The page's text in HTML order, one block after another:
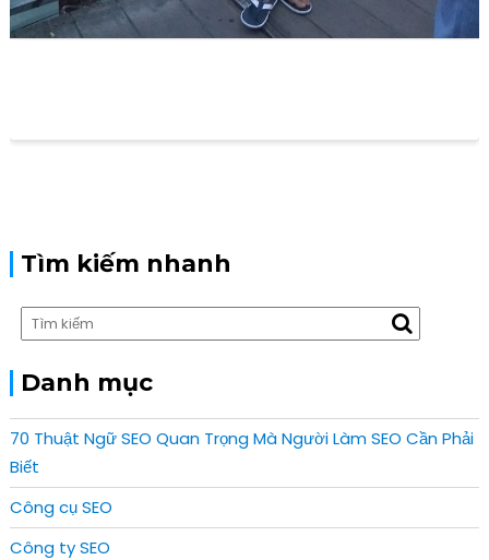
Tìm kiếm nhanh
Danh mục
70 Thuật Ngữ SEO Quan Trọng Mà Người Làm SEO Cần Phải
Biết
Công cụ SEO
Công ty SEO